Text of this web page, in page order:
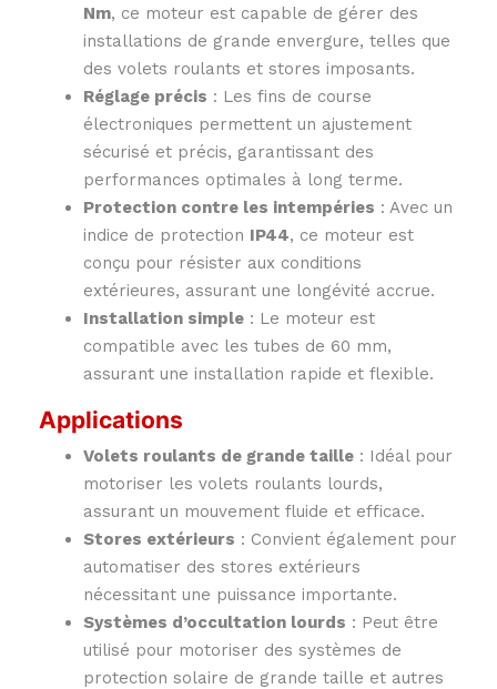
Nm, ce moteur est capable de gérer des
installations de grande envergure, telles que
des volets roulants et stores imposants.
Réglage précis : Les fins de course
électroniques permettent un ajustement
sécurisé et précis, garantissant des
performances optimales à long terme.
Protection contre les intempéries : Avec un
indice de protection IP44, ce moteur est
conçu pour résister aux conditions
extérieures, assurant une longévité accrue.
Installation simple : Le moteur est
compatible avec les tubes de 60 mm,
assurant une installation rapide et flexible.
Applications
Volets roulants de grande taille : Idéal pour
motoriser les volets roulants lourds,
assurant un mouvement fluide et efficace.
Stores extérieurs : Convient également pour
automatiser des stores extérieurs
nécessitant une puissance importante.
Systèmes d’occultation lourds : Peut être
utilisé pour motoriser des systèmes de
protection solaire de grande taille et autres